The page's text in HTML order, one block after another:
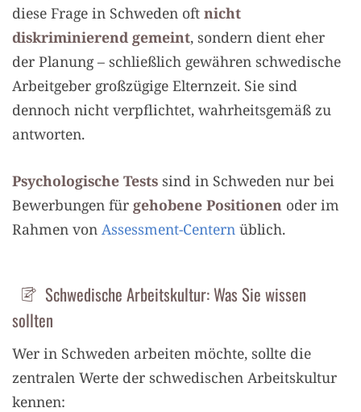
diese Frage in Schweden oft nicht
diskriminierend gemeint, sondern dient eher
der Planung – schließlich gewähren schwedische
Arbeitgeber großzügige Elternzeit. Sie sind
dennoch nicht verpflichtet, wahrheitsgemäß zu
antworten.
Psychologische Tests sind in Schweden nur bei
Bewerbungen für gehobene Positionen oder im
Rahmen von Assessment-Centern üblich.
Schwedische Arbeitskultur: Was Sie wissen
sollten
Wer in Schweden arbeiten möchte, sollte die
zentralen Werte der schwedischen Arbeitskultur
kennen: